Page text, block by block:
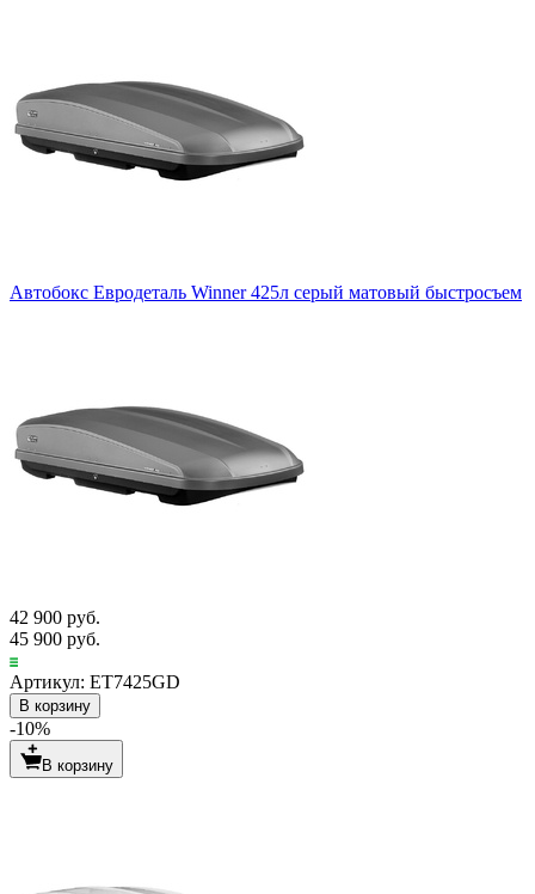
Автобокс Евродеталь Winner 425л серый матовый быстросъем
42 900 руб.
45 900 руб.
Артикул: ET7425GD
В корзину
-10%
В корзину